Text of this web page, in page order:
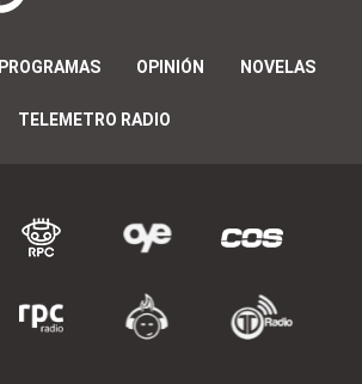
PROGRAMAS OPINIÓN NOVELAS
TELEMETRO RADIO